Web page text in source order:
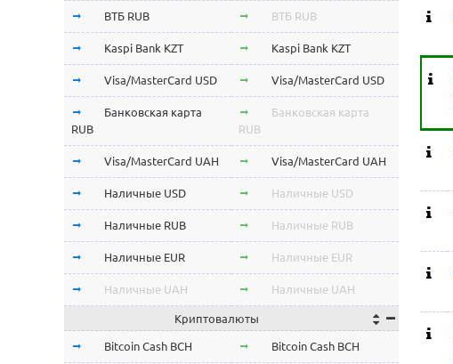
ВТБ RUB ВТБ RUB
Kaspi Bank KZT Kaspi Bank KZT
Visa/MasterCard USD Visa/MasterCard USD
Банковская карта
RUB
Банковская карта
RUB
Visa/MasterCard UAH Visa/MasterCard UAH
Наличные USD Наличные USD
Наличные RUB Наличные RUB
Наличные EUR Наличные EUR
Наличные UAH Наличные UAH
Криптовалюты
Bitcoin Cash BCH Bitcoin Cash BCH